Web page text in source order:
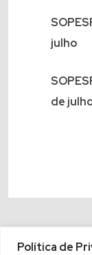
Política de
julho
de